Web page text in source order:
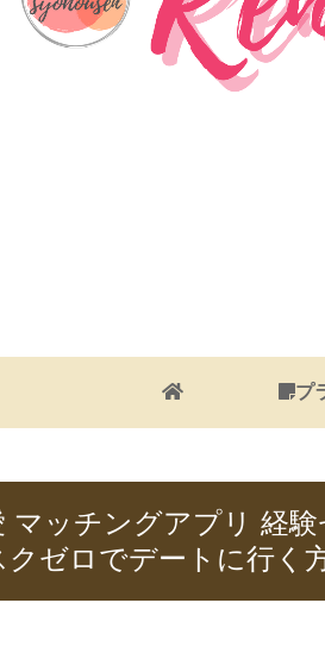
プ
マッチングアプリ 経
クゼロでデートに行く